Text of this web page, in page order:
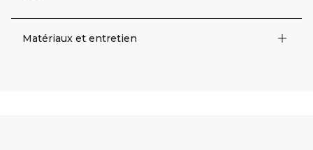
Matériaux et entretien